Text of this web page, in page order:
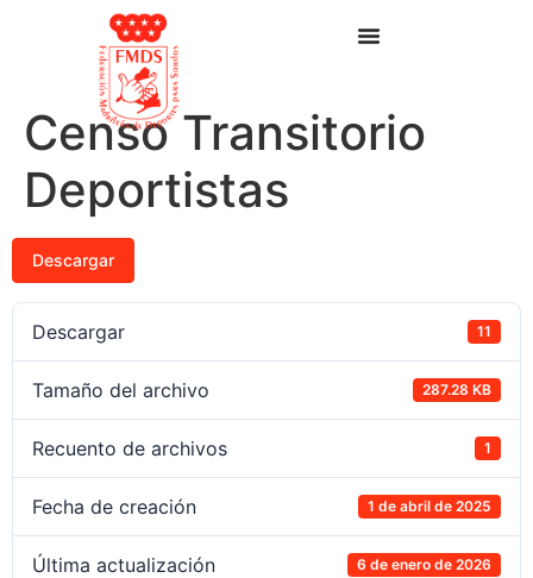
Censo Transitorio
Deportistas
Descargar
Descargar 11
Tamaño del archivo 287.28 KB
Recuento de archivos 1
Fecha de creación 1 de abril de 2025
Última actualización 6 de enero de 2026